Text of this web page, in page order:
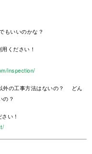
もいいのかな？
ください！
inspection/
外の工事方法はないの？ どん
？
い！